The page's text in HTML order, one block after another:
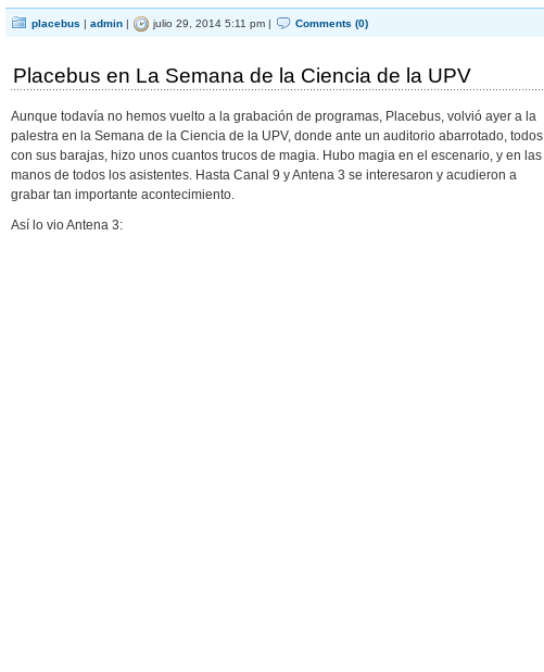
placebus | admin | julio 29, 2014 5:11 pm | Comments (0)
Placebus en La Semana de la Ciencia de la UPV
Aunque todavía no hemos vuelto a la grabación de programas, Placebus, volvió ayer a la
palestra en la Semana de la Ciencia de la UPV, donde ante un auditorio abarrotado, todos
con sus barajas, hizo unos cuantos trucos de magia. Hubo magia en el escenario, y en las
manos de todos los asistentes. Hasta Canal 9 y Antena 3 se interesaron y acudieron a
grabar tan importante acontecimiento.
Así lo vio Antena 3: